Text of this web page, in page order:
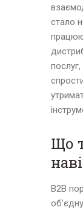
стало
Що
B2B